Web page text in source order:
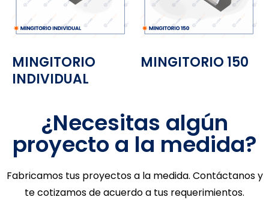
MINGITORIO
INDIVIDUAL
MINGITORIO 150
¿Necesitas algún
proyecto a la medida?
Fabricamos tus proyectos a la medida. Contáctanos y
te cotizamos de acuerdo a tus requerimientos.